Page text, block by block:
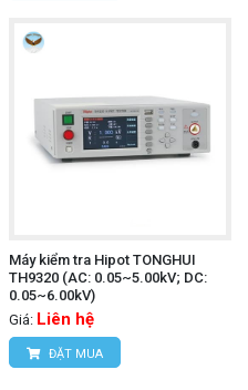
Máy kiểm tra Hipot TONGHUI
TH9320 (AC: 0.05~5.00kV; DC:
0.05~6.00kV)
Giá: Liên hệ
ĐẶT MUA